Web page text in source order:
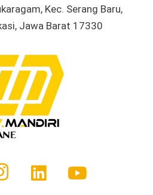
Kec. Serang Baru,
Jawa Barat 17330